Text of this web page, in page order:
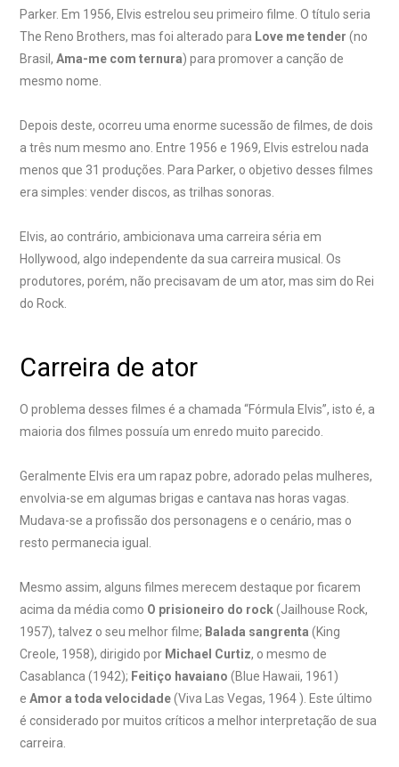
Parker. Em 1956, Elvis estrelou seu primeiro filme. O título seria
The Reno Brothers, mas foi alterado para Love me tender (no
Brasil, Ama-me com ternura) para promover a canção de
mesmo nome.
Depois deste, ocorreu uma enorme sucessão de filmes, de dois
a três num mesmo ano. Entre 1956 e 1969, Elvis estrelou nada
menos que 31 produções. Para Parker, o objetivo desses filmes
era simples: vender discos, as trilhas sonoras.
Elvis, ao contrário, ambicionava uma carreira séria em
Hollywood, algo independente da sua carreira musical. Os
produtores, porém, não precisavam de um ator, mas sim do Rei
do Rock.
Carreira de ator
O problema desses filmes é a chamada “Fórmula Elvis”, isto é, a
maioria dos filmes possuía um enredo muito parecido.
Geralmente Elvis era um rapaz pobre, adorado pelas mulheres,
envolvia-se em algumas brigas e cantava nas horas vagas.
Mudava-se a profissão dos personagens e o cenário, mas o
resto permanecia igual.
Mesmo assim, alguns filmes merecem destaque por ficarem
acima da média como O prisioneiro do rock(Jailhouse Rock,
1957), talvez o seu melhor filme; Balada sangrenta (King
Creole, 1958), dirigido por Michael Curtiz, o mesmo de
Casablanca (1942); Feitiço havaiano (Blue Hawaii, 1961)
e Amor a toda velocidade(Viva Las Vegas, 1964 ). Este último
é considerado por muitos críticos a melhor interpretação de sua
carreira.